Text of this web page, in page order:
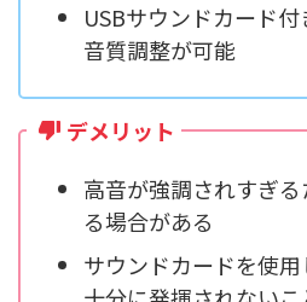
USBサウンドカード
音質調整が可能
デメリット
高音が強調されすぎ
る場合がある
サウンドカードを使